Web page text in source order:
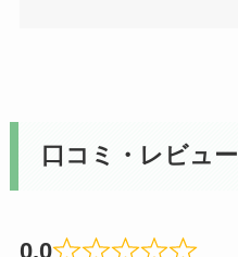
口コミ・レビュー
0.0